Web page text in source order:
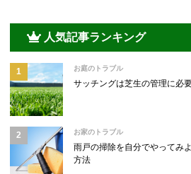
人気記事ランキング
お庭のトラブル
サッチングは芝生の管理に必
お家のトラブル
雨戸の掃除を自分でやってみ
方法